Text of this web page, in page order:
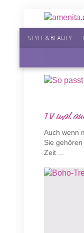
STYLE & BEAUTY
TV mal
Auch wenn
Sie
Zeit ...